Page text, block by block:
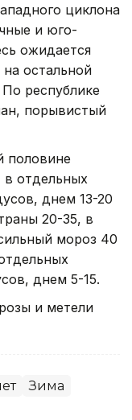
циклона
и юго-
ожидается
остальной
республике
порывистый
половине
в отдельных
днем 13-20
20-35, в
мороз 40
днем 5-15.
и метели
Зима